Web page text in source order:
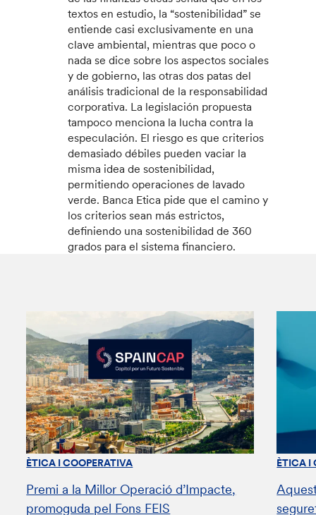
textos en estudio, la “sostenibilidad” se
entiende casi exclusivamente en una
clave ambiental, mientras que poco o
nada se dice sobre los aspectos sociales
y de gobierno, las otras dos patas del
análisis tradicional de la responsabilidad
corporativa. La legislación propuesta
tampoco menciona la lucha contra la
especulación. El riesgo es que criterios
demasiado débiles pueden vaciar la
misma idea de sostenibilidad,
permitiendo operaciones de lavado
verde. Banca Etica pide que el camino y
los criterios sean más estrictos,
definiendo una sostenibilidad de 360
grados para el sistema financiero.
ÈTICA I COOPERATIVA
Premi a la Millor Operació d’Impacte,
promoguda pel Fons FEIS
ÈTICA I